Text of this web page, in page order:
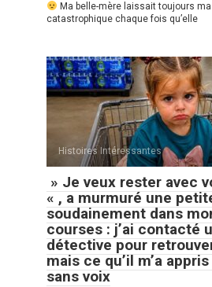
Ma belle-mère laissait toujours
catastrophique chaque fois qu’elle
Histoires Intéressantes
» Je veux rester avec
« , a murmuré une
soudainement dans
courses : j’ai contacté
détective pour
mais ce qu’il m’a
sans voix